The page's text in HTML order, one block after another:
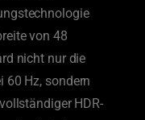
von 48
nicht nur die
60 Hz, sondern
HDR-